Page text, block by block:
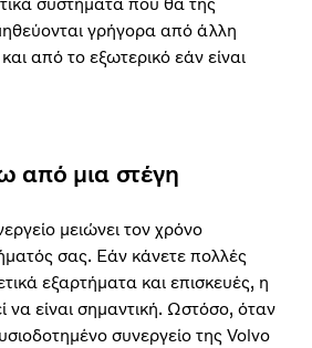
συστήματα που θα της
γρήγορα από άλλη
από το εξωτερικό εάν είναι
από μια στέγη
μειώνει τον χρόνο
σας. Εάν κάνετε πολλές
εξαρτήματα και επισκευές, η
είναι σημαντική. Ωστόσο, όταν
συνεργείο της Volvo